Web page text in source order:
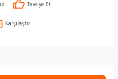
Tavsiye Et
Karşılaştır